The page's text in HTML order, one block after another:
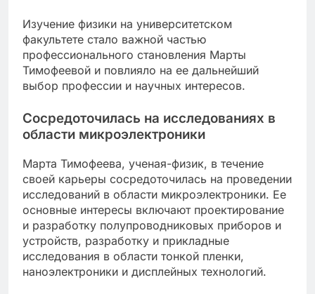
Изучение физики на университетском
факультете стало важной частью
профессионального становления Марты
Тимофеевой и повлияло на ее дальнейший
выбор профессии и научных интересов.
Сосредоточилась на исследованиях в
области микроэлектроники
Марта Тимофеева, ученая-физик, в течение
своей карьеры сосредоточилась на проведении
исследований в области микроэлектроники. Ее
основные интересы включают проектирование
и разработку полупроводниковых приборов и
устройств, разработку и прикладные
исследования в области тонкой пленки,
наноэлектроники и дисплейных технологий.